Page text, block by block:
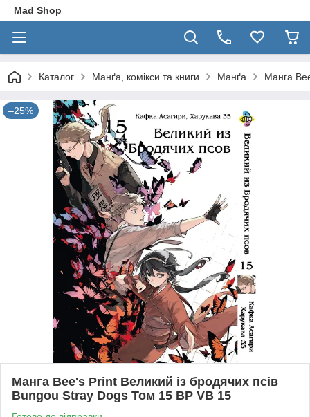
Mad Shop
Каталог Манґа, комікси та книги Манґа Манга
–25%
Манга Bee's Print Великий із бродячих псів
Bungou Stray Dogs Том 15 BP VB 15